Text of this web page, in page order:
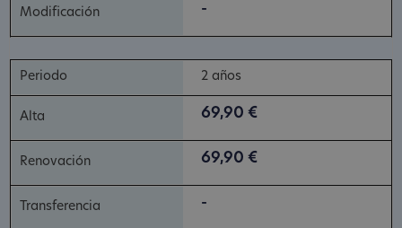
-
2 años
69,90 €
69,90 €
-